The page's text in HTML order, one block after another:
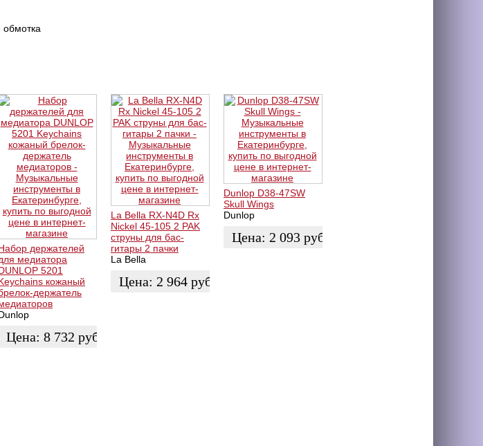
обмотка
держателей
медиатора
5201
кожаный
держатель
Цена: 8 732 руб.
La Bella RX-N4D Rx
Nickel 45-105 2 PAK
струны для бас-
гитары 2 пачки
La Bella
Цена: 2 964 руб.
Dunlop D38-47SW
Skull Wings
Dunlop
Цена: 2 093 руб.